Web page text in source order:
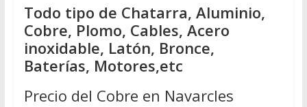
Todo tipo de Chatarra, Aluminio,
Cobre, Plomo, Cables, Acero
inoxidable, Latón, Bronce,
Baterías, Motores,etc
Precio del Cobre en Navarcles